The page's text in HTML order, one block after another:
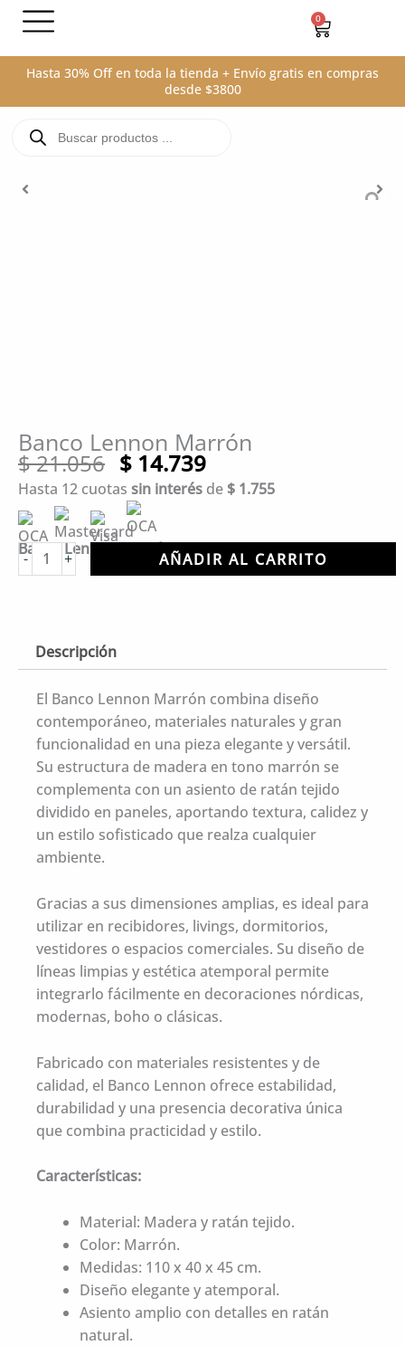
contenido
0
Carrito
Hasta 30% Off en toda la tienda + Envío gratis en compras
desde $3800
productos
Banco Lennon Marrón
$21.056 El
precio
original
era:
$ 21.056.
$ 14.739El
precio
$ 14.739.
Hasta 12 cuotas sin interés de $ 1.755
Banco Lennon Marrón – 110 x 40 x 45 cm
-
Banco
Lennon
+ AÑADIR AL CARRITO
Descripción
El Banco Lennon Marrón combina diseño
contemporáneo, materiales naturales y gran
funcionalidad en una pieza elegante y versátil.
Su estructura de madera en tono marrón se
complementa con un asiento de ratán tejido
dividido en paneles, aportando textura, calidez y
un estilo sofisticado que realza cualquier
ambiente.
Gracias a sus dimensiones amplias, es ideal para
utilizar en recibidores, livings, dormitorios,
vestidores o espacios comerciales. Su diseño de
líneas limpias y estética atemporal permite
integrarlo fácilmente en decoraciones nórdicas,
modernas, boho o clásicas.
Fabricado con materiales resistentes y de
calidad, el Banco Lennon ofrece estabilidad,
durabilidad y una presencia decorativa única
que combina practicidad y estilo.
Características:
Material: Madera y ratán tejido.
Color: Marrón.
Medidas: 110 x 40 x 45 cm.
Diseño elegante y atemporal.
Asiento amplio con detalles en ratán
natural.